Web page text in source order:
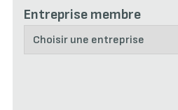
Entreprise membre